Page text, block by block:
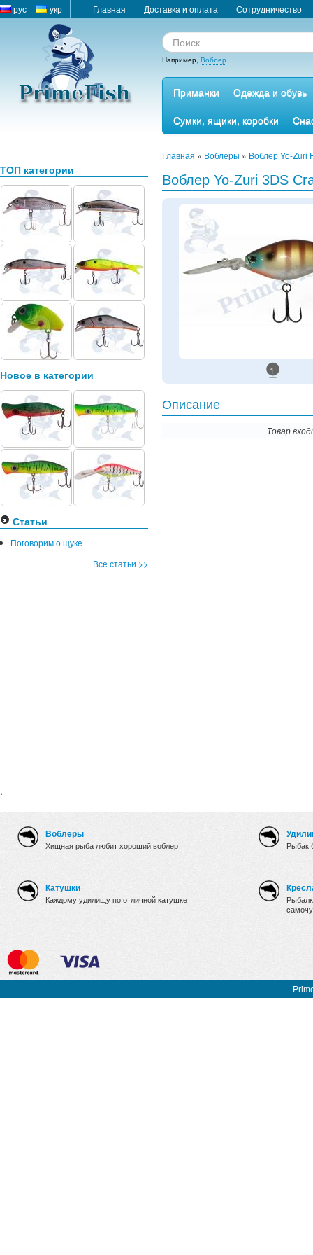
рус укр Главная Доставка и оплата Сотрудничество
Например, Воблер
Приманки
Одежда и обувь
Сумки, ящики, коробки
ТОП категории
Новое в категории
Статьи
Поговорим о щуке
Все статьи >>
.
Главная » Воблеры » Воблер Yo-Zuri
Воблер Yo-Zuri 3DS
1
Описание
Товар
Воблеры
Хищная рыба любит хороший воблер
Катушки
Каждому удилищу по отличной катушке
Рыбак